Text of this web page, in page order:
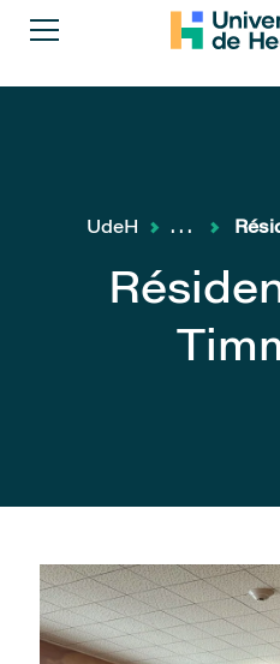
UdeH ...